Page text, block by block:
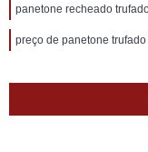
panetone recheado
preço de panetone